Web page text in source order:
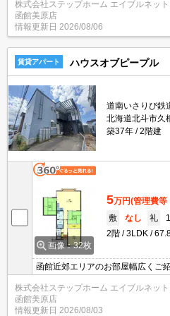
ーネットが無料で使い放題♪ＬＰガ
えられそうです！
株式会社ステップホーム エイブルネット
函館美原店
情報更新日 2026/08/06
賃貸アパート ハウスオブピープル
道南いさりび鉄
北海道北斗市久
築37年
2階建
画像：32枚
5万円(管理費等
敷
なし 礼
2階
3LDK
函館近郊エリアのお部屋幅広くご
株式会社ステップホーム エイブルネット
函館美原店
情報更新日 2026/08/03